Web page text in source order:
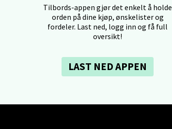
Tilbords-appen gjør det enkelt å holde
orden på dine kjøp, ønskelister og
fordeler. Last ned, logg inn og få full
oversikt!
LAST NED APPEN
- Sirkus Shopping
Senter Ski